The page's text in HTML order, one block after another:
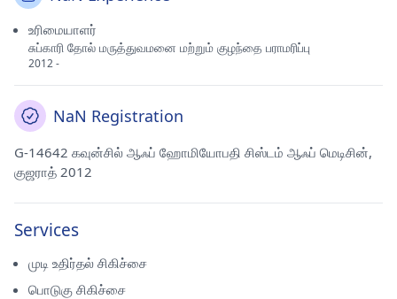
உரிமையாளர்
சுப்காரி தோல் மருத்துவமனை மற்றும் குழந்தை பராமரிப்பு
2012 -
NaN Registration
G-14642 கவுன்சில் ஆஃப் ஹோமியோபதி சிஸ்டம் ஆஃப் மெடிசின்,
குஜராத் 2012
Services
முடி உதிர்தல் சிகிச்சை
பொடுகு சிகிச்சை